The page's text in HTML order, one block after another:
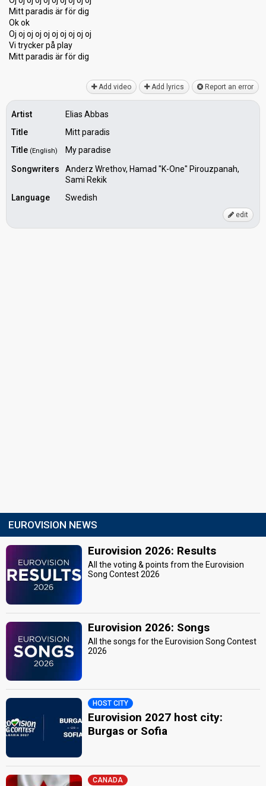
Mitt paradis är för dig
Ok ok
Oj oj oj oj oj oj oj oj oj oj
Vi trycker på play
Mitt parаdiѕ är för dig
Add video Add lyrics Report an error
Artist
Elias Abbas
Title
Mitt paradis
Title (English)
My paradise
Songwriters
Anderz Wrethov, Hamad "K-One" Pirouzpanah,
Sami Rekik
Language
Swedish
edit
EUROVISION NEWS
Eurovision 2026: Results
All the voting & points from the Eurovision
Song Contest 2026
Eurovision 2026: Songs
All the songs for the Eurovision Song Contest
2026
HOST CITY
Eurovision 2027 host city:
Burgas or Sofia
CANADA